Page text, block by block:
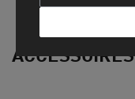
ENFANT
ACCESSOIRES